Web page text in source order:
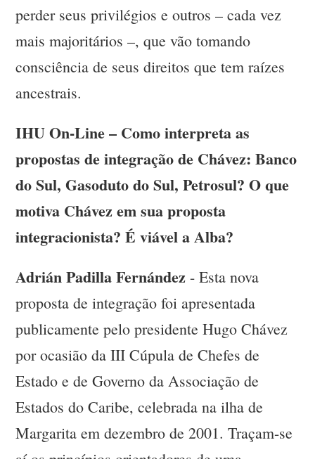
perder seus privilégios e outros – cada vez
mais majoritários –, que vão tomando
consciência de seus direitos que tem raízes
ancestrais.
IHU On-Line – Como interpreta as
propostas de integração de Chávez: Banco
do Sul, Gasoduto do Sul, Petrosul? O que
motiva Chávez em sua proposta
integracionista? É viável a Alba?
Adrián Padilla Fernández - Esta nova
proposta de integração foi apresentada
publicamente pelo presidente Hugo Chávez
por ocasião da III Cúpula de Chefes de
Estado e de Governo da Associação de
Estados do Caribe, celebrada na ilha de
Margarita em dezembro de 2001. Traçam-se